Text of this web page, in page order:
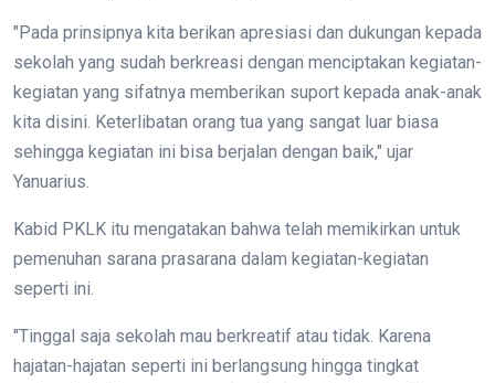
"Pada prinsipnya kita berikan apresiasi dan dukungan kepada
sekolah yang sudah berkreasi dengan menciptakan kegiatan-
kegiatan yang sifatnya memberikan suport kepada anak-anak
kita disini. Keterlibatan orang tua yang sangat luar biasa
sehingga kegiatan ini bisa berjalan dengan baik," ujar
Yanuarius.
Kabid PKLK itu mengatakan bahwa telah memikirkan untuk
pemenuhan sarana prasarana dalam kegiatan-kegiatan
seperti ini.
"Tinggal saja sekolah mau berkreatif atau tidak. Karena
hajatan-hajatan seperti ini berlangsung hingga tingkat